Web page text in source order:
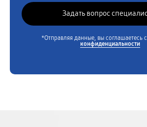
*Отправляя данные, вы соглашаетесь с
конфиденциальности